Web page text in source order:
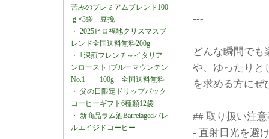
苦みのプレミアムブレンド100
ｇ×3袋 豆挽
・ 2025ヒロ福地クリスマスブ
レンド全国送料無料200g
・ ｢深煎フレンチ～イタリア
ンロースト｣ブルーマウンテン
No.1 100g 全国送料無料
・ 父の日限定ドリップパック
コーヒーギフト6種類12袋
・ 新商品ラム酒Barrelagedバレ
ルエイジドコーヒー
---
どんな瞬間でも
や、ゆったりと
を求める方にぜ
## 取り扱い注
- 直射日光を避